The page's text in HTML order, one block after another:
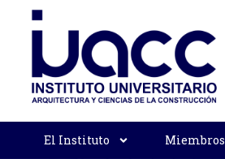
El Instituto Miembros